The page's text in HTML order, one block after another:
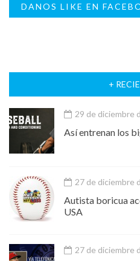
DANOS LIKE EN
+
29 de diciembre
Así entrenan los
27 de diciembre
Autista boricua
USA
27 de diciembre